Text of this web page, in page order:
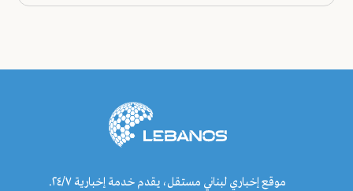
موقع إخباري لبناني مستقل، يقدم خدمة إخبارية ٢٤/٧.